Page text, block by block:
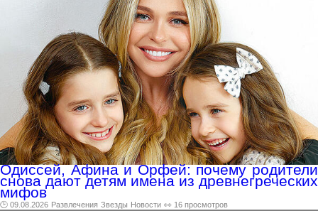
Одиссей, Афина и Орфей: почему родители
снова дают детям имена из древнегреческих
мифов
🕑 09.08.2026 Развлечения Звезды Новости 👀 16 просмотров